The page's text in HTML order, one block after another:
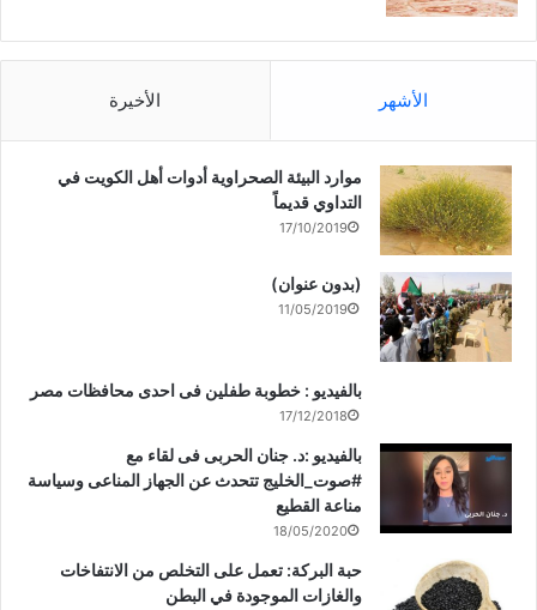
الأشهر الأخيرة
موارد البيئة الصحراوية أدوات أهل الكويت في
التداوي قديماً
17/10/2019
(بدون عنوان)
11/05/2019
بالفيديو : خطوبة طفلين فى احدى محافظات مصر
17/12/2018
بالفيديو :د. جنان الحربى فى لقاء مع
#صوت_الخليج تتحدث عن الجهاز المناعى وسياسة
مناعة القطيع
18/05/2020
حبة البركة: تعمل على التخلص من الانتفاخات
والغازات الموجودة في البطن